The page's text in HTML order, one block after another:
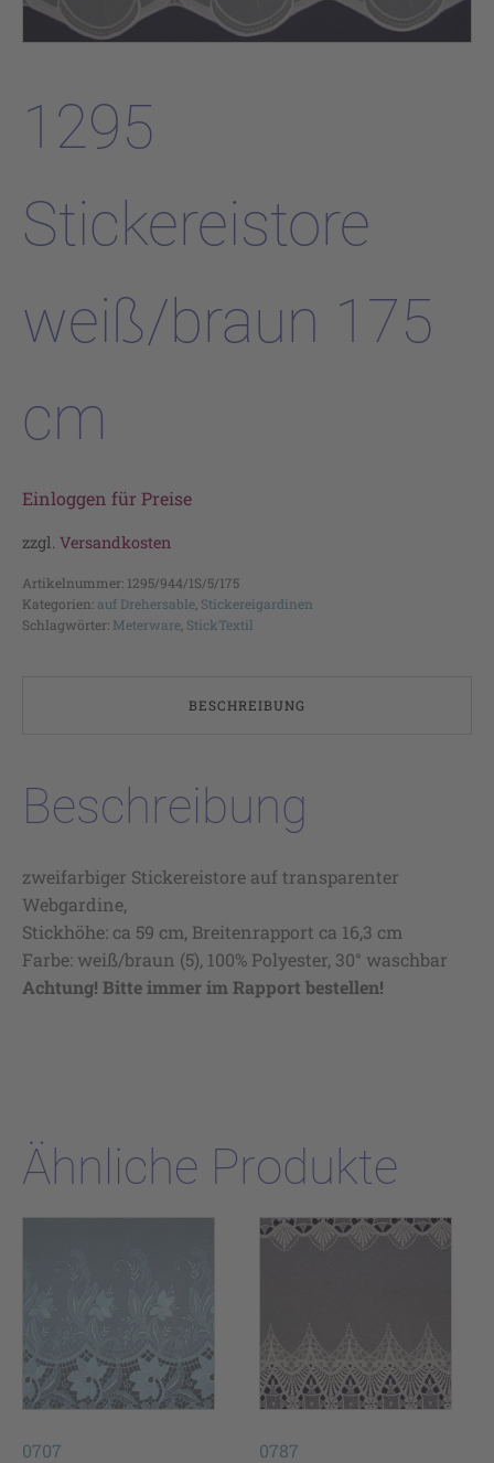
1295
Stickereistore
weiß/braun 175
cm
Einloggen für Preise
zzgl. Versandkosten
Artikelnummer: 1295/944/1S/5/175
Kategorien: auf Drehersable Stickereigardinen
Schlagwörter: Meterware StickTextil
BESCHREIBUNG
Beschreibung
zweifarbiger Stickereistore auf transparenter
Webgardine,
Stickhöhe: ca 59 cm, Breitenrapport ca 16,3 cm
Farbe: weiß/braun (5), 100% Polyester, 30° waschbar
Achtung! Bitte immer im Rapport bestellen!
Ähnliche Produkte
0707
0787